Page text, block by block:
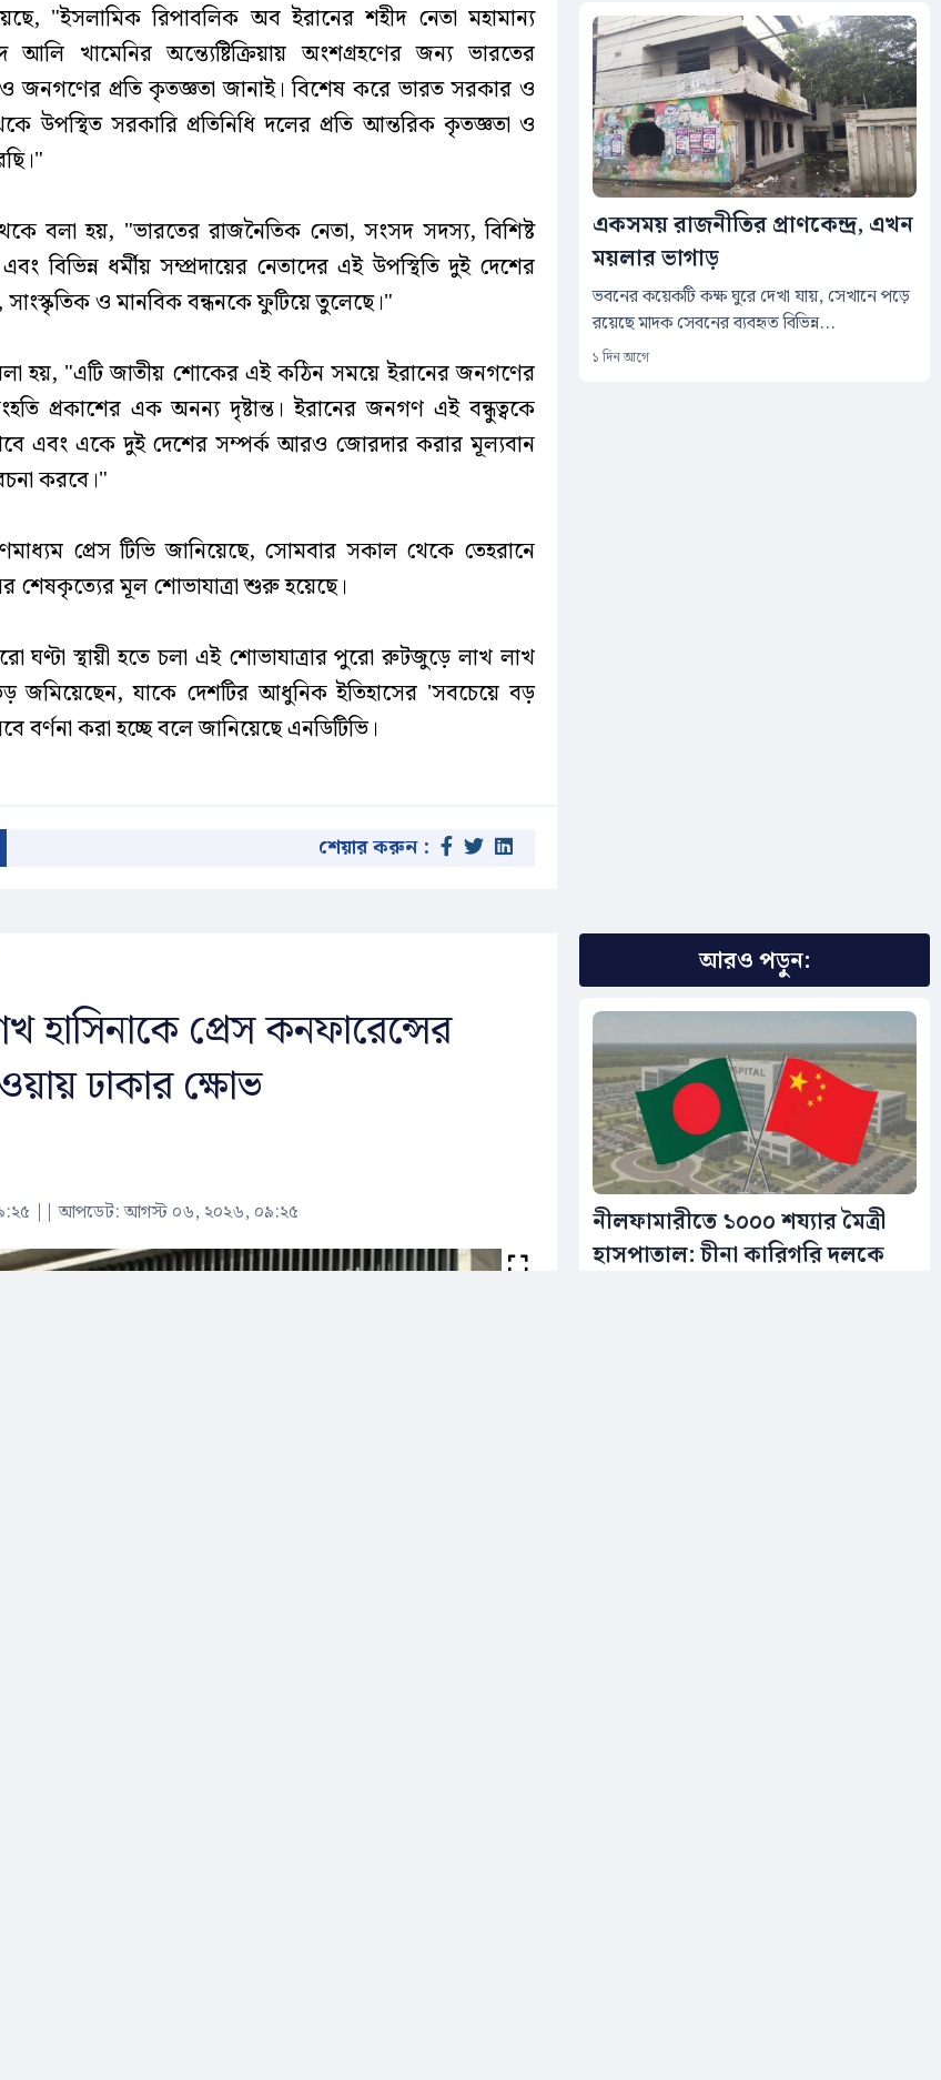
"ইসলামিক রিপাবলিক অব ইরানের শহীদ নেতা মহামান্য
আলি খামেনির অন্ত্যেষ্টিক্রিয়ায় অংশগ্রহণের জন্য ভারতের
ও জনগণের প্রতি কৃতজ্ঞতা জানাই। বিশেষ করে ভারত সরকার ও
উপস্থিত সরকারি প্রতিনিধি দলের প্রতি আন্তরিক কৃতজ্ঞতা ও
বলা হয়, "ভারতের রাজনৈতিক নেতা, সংসদ সদস্য, বিশিষ্ট
বিভিন্ন ধর্মীয় সম্প্রদায়ের নেতাদের এই উপস্থিতি দুই দেশের
ও মানবিক বন্ধনকে ফুটিয়ে তুলেছে।"
হয়, "এটি জাতীয় শোকের এই কঠিন সময়ে ইরানের জনগণের
প্রকাশের এক অনন্য দৃষ্টান্ত। ইরানের জনগণ এই বন্ধুত্বকে
এবং একে দুই দেশের সম্পর্ক আরও জোরদার করার মূল্যবান
করবে।"
প্রেস টিভি জানিয়েছে, সোমবার সকাল থেকে তেহরানে
শেষকৃত্যের মূল শোভাযাত্রা শুরু হয়েছে।
ঘণ্টা স্থায়ী হতে চলা এই শোভাযাত্রার পুরো রুটজুড়ে লাখ লাখ
জমিয়েছেন, যাকে দেশটির আধুনিক ইতিহাসের 'সবচেয়ে বড়
বর্ণনা করা হচ্ছে বলে জানিয়েছে এনডিটিভি।
শেয়ার করুন :
একসময় রাজনীতির প্রাণকেন্দ্র, এখন
ময়লার ভাগাড়
ভবনের কয়েকটি কক্ষ ঘুরে দেখা যায়, সেখানে পড়ে
রয়েছে মাদক সেবনের ব্যবহৃত বিভিন্ন...
১ দিন আগে
হাসিনাকে প্রেস কনফারেন্সের
ঢাকার ক্ষোভ
||আপডেট: আগস্ট ০৬, ২০২৬, ০৯:২৫
আরও পড়ুন:
নীলফামারীতে ১০০০ শয্যার মৈত্রী
হাসপাতাল: চীনা কারিগরি দলকে